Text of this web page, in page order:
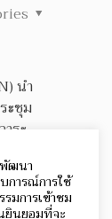
นำ
ะชุม
ระ
สตร์
ฒนา
ารณ์การใช้
มการเข้าชม
นยอมที่จะ